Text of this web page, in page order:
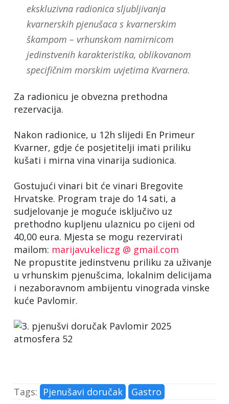
ekskluzivna radionica sljubljivanja
kvarnerskih pjenušaca s kvarnerskim
škampom – vrhunskom namirnicom
jedinstvenih karakteristika, oblikovanom
specifičnim morskim uvjetima Kvarnera.
Za radionicu je obvezna prethodna
rezervacija.
Nakon radionice, u 12h slijedi En Primeur
Kvarner, gdje će posjetitelji imati priliku
kušati i mirna vina vinarija sudionica.
Gostujući vinari bit će vinari Bregovite
Hrvatske. Program traje do 14 sati, a
sudjelovanje je moguće isključivo uz
prethodno kupljenu ulaznicu po cijeni od
40,00 eura. Mjesta se mogu rezervirati
mailom: marijavukeliczg @ gmail.com
Ne propustite jedinstvenu priliku za uživanje
u vrhunskim pjenušcima, lokalnim delicijama
i nezaboravnom ambijentu vinograda vinske
kuće Pavlomir.
Tags: Pjenušavi doručak Gastro